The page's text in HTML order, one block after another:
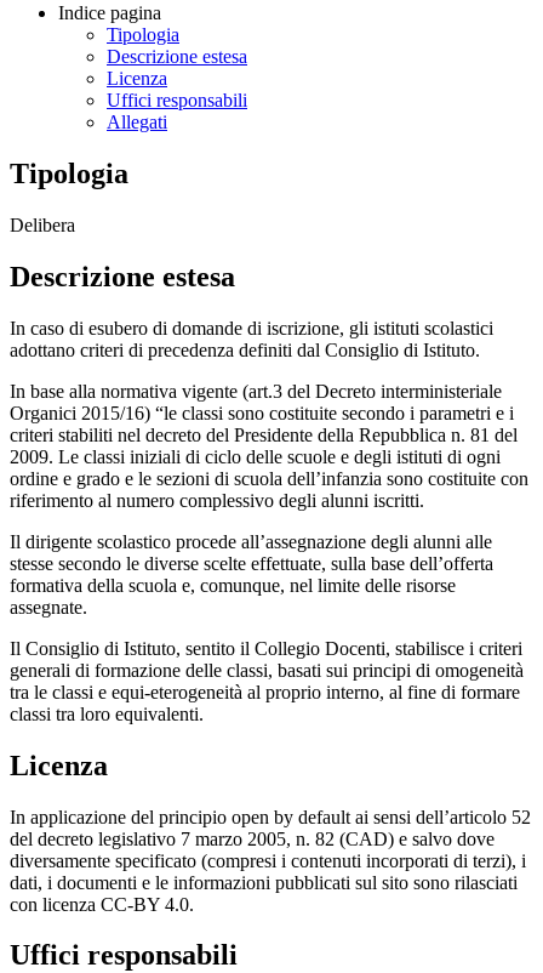
Indice pagina
Tipologia
Descrizione estesa
Licenza
Uffici responsabili
Allegati
Tipologia
Delibera
Descrizione estesa
In caso di esubero di domande di iscrizione, gli istituti scolastici
adottano criteri di precedenza definiti dal Consiglio di Istituto.
In base alla normativa vigente (art.3 del Decreto interministeriale
Organici 2015/16) “le classi sono costituite secondo i parametri e i
criteri stabiliti nel decreto del Presidente della Repubblica n. 81 del
2009. Le classi iniziali di ciclo delle scuole e degli istituti di ogni
ordine e grado e le sezioni di scuola dell’infanzia sono costituite con
riferimento al numero complessivo degli alunni iscritti.
Il dirigente scolastico procede all’assegnazione degli alunni alle
stesse secondo le diverse scelte effettuate, sulla base dell’offerta
formativa della scuola e, comunque, nel limite delle risorse
assegnate.
Il Consiglio di Istituto, sentito il Collegio Docenti, stabilisce i criteri
generali di formazione delle classi, basati sui principi di omogeneità
tra le classi e equi-eterogeneità al proprio interno, al fine di formare
classi tra loro equivalenti.
Licenza
In applicazione del principio open by default ai sensi dell’articolo 52
del decreto legislativo 7 marzo 2005, n. 82 (CAD) e salvo dove
diversamente specificato (compresi i contenuti incorporati di terzi), i
dati, i documenti e le informazioni pubblicati sul sito sono rilasciati
con licenza CC-BY 4.0.
Uffici responsabili